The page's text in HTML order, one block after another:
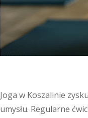
Joga w Koszalinie
umysłu. Regularne